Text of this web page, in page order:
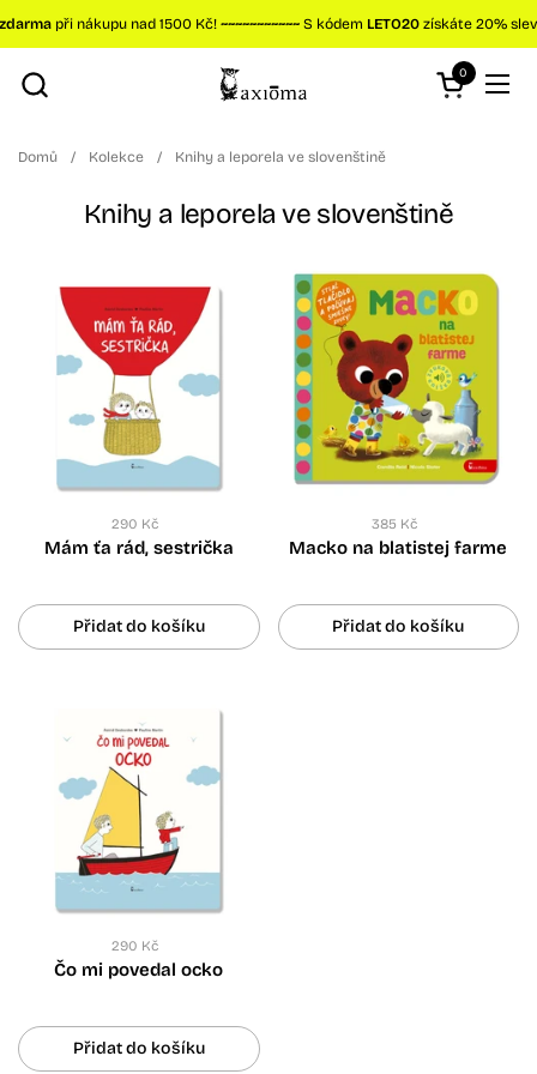
při nákupu nad 1500 Kč! ~~~~~~~~~~~ S kódem LETO20získáte 20%
Otevřít
0
Domů / Kolekce / Knihy a leporela ve slovenštině
Knihy a leporela ve slovenštině
290 Kč
Mám ťa rád, sestrička
Přidat do košíku
385 Kč
Macko na blatistej farme
Přidat do košíku
290 Kč
Čo mi povedal ocko
Přidat do košíku